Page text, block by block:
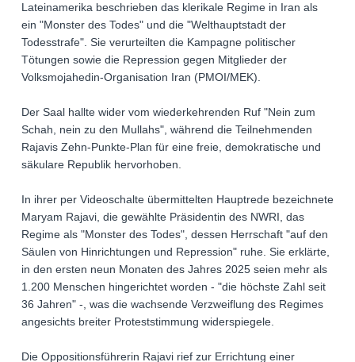
Lateinamerika beschrieben das klerikale Regime in Iran als
ein "Monster des Todes" und die "Welthauptstadt der
Todesstrafe". Sie verurteilten die Kampagne politischer
Tötungen sowie die Repression gegen Mitglieder der
Volksmojahedin-Organisation Iran (PMOI/MEK).
Der Saal hallte wider vom wiederkehrenden Ruf "Nein zum
Schah, nein zu den Mullahs", während die Teilnehmenden
Rajavis Zehn-Punkte-Plan für eine freie, demokratische und
säkulare Republik hervorhoben.
In ihrer per Videoschalte übermittelten Hauptrede bezeichnete
Maryam Rajavi, die gewählte Präsidentin des NWRI, das
Regime als "Monster des Todes", dessen Herrschaft "auf den
Säulen von Hinrichtungen und Repression" ruhe. Sie erklärte,
in den ersten neun Monaten des Jahres 2025 seien mehr als
1.200 Menschen hingerichtet worden - "die höchste Zahl seit
36 Jahren" -, was die wachsende Verzweiflung des Regimes
angesichts breiter Proteststimmung widerspiegele.
Die Oppositionsführerin Rajavi rief zur Errichtung einer